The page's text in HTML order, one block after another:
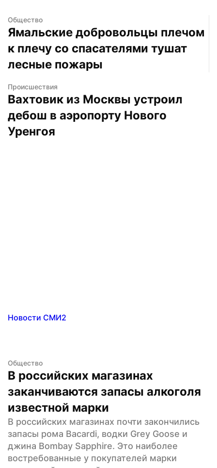
Общество
Ямальские добровольцы плечом
к плечу со спасателями тушат
лесные пожары
Происшествия
Вахтовик из Москвы устроил
дебош в аэропорту Нового
Уренгоя
Новости СМИ2
Общество
В российских магазинах
заканчиваются запасы алкоголя
известной марки
В российских магазинах почти закончились
запасы рома Bacardi, водки Grey Goose и
джина Bombay Sapphire. Это наиболее
востребованные у покупателей марки